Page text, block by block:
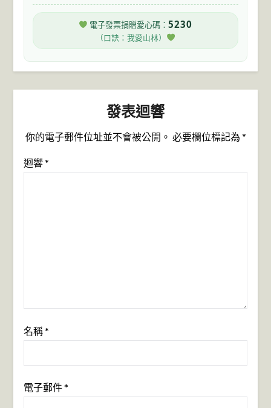
電子發票捐贈愛心碼： 5230
（口訣：我愛山林）
發表迴響
你的電子郵件位址並不會被公開。 必要欄位標記為 *
迴響*
名稱*
電子郵件*